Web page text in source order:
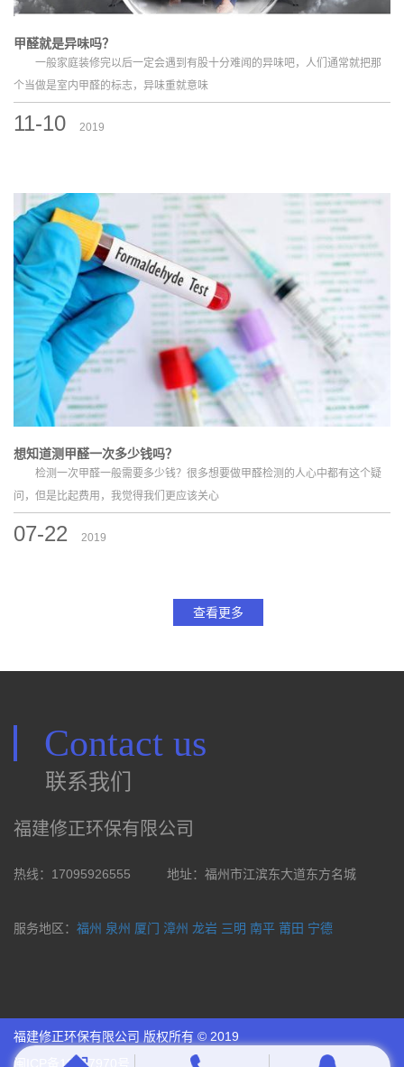
甲醛就是异味吗？
一般家庭装修完以后一定会遇到有股十分难闻的异味吧，人们通常就把那
个当做是室内甲醛的标志，异味重就意味
11-10 2019
想知道测甲醛一次多少钱吗？
检测一次甲醛一般需要多少钱？很多想要做甲醛检测的人心中都有这个疑
问，但是比起费用，我觉得我们更应该关心
07-22 2019
查看更多
Contact us
联系我们
福建修正环保有限公司
热线：17095926555 地址：福州市江滨东大道东方名城
服务地区： 福州 泉州 厦门 漳州 龙岩 三明 南平 莆田 宁德
福建修正环保有限公司 版权所有 © 2019
闽ICP备18027970号